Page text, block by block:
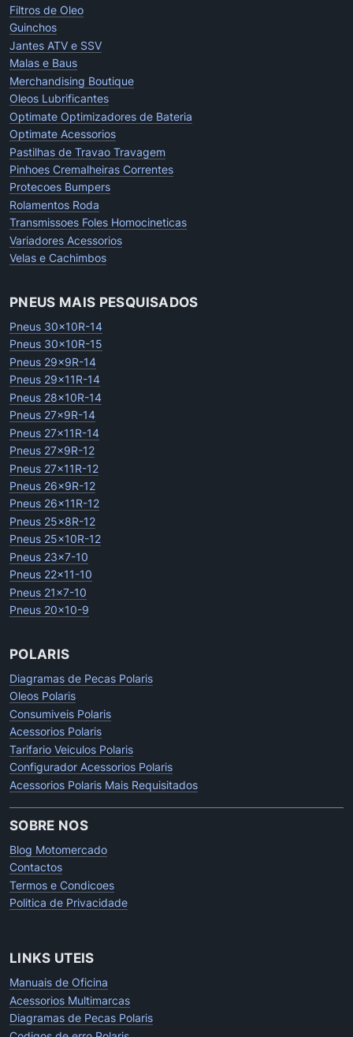
Filtros de Oleo
Guinchos
Jantes ATV e SSV
Malas e Baus
Merchandising Boutique
Oleos Lubrificantes
Optimate Optimizadores de Bateria
Optimate Acessorios
Pastilhas de Travao Travagem
Pinhoes Cremalheiras Correntes
Protecoes Bumpers
Rolamentos Roda
Transmissoes Foles Homocineticas
Variadores Acessorios
Velas e Cachimbos
PNEUS MAIS PESQUISADOS
Pneus 30x10R-14
Pneus 30x10R-15
Pneus 29x9R-14
Pneus 29x11R-14
Pneus 28x10R-14
Pneus 27x9R-14
Pneus 27x11R-14
Pneus 27x9R-12
Pneus 27x11R-12
Pneus 26x9R-12
Pneus 26x11R-12
Pneus 25x8R-12
Pneus 25x10R-12
Pneus 23x7-10
Pneus 22x11-10
Pneus 21x7-10
Pneus 20x10-9
POLARIS
Diagramas de Pecas Polaris
Oleos Polaris
Consumiveis Polaris
Acessorios Polaris
Tarifario Veiculos Polaris
Configurador Acessorios Polaris
Acessorios Polaris Mais Requisitados
SOBRE NOS
Blog Motomercado
Contactos
Termos e Condicoes
Politica de Privacidade
LINKS UTEIS
Manuais de Oficina
Acessorios Multimarcas
Diagramas de Pecas Polaris